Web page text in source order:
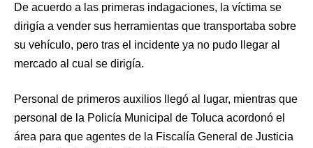
De acuerdo a las primeras indagaciones, la víctima se
dirigía a vender sus herramientas que transportaba sobre
su vehículo, pero tras el incidente ya no pudo llegar al
mercado al cual se dirigía.
Personal de primeros auxilios llegó al lugar, mientras que
personal de la Policía Municipal de Toluca acordonó el
área para que agentes de la Fiscalía General de Justicia